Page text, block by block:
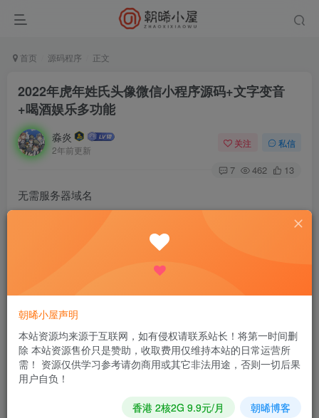
首页 源码程序 正文
2022年虎年姓氏头像微信小程序源码+文字变音
+喝酒娱乐多功能
淼炎
2年前更新
关注 私信
7 462 13
无需服务器域名
朝晞小屋声明
本站资源均来源于互联网，如有侵权请联系站长！将第一时间删
除 本站资源售价只是赞助，收取费用仅维持本站的日常运营所
需！ 资源仅供学习参考请勿商用或其它非法用途，否则一切后果
用户自负！
香港 2核2G 9.9元/月 朝晞博客